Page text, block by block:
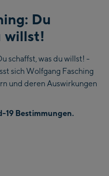
Du
willst!
schaffst, was du willst! -
sich Wolfgang Fasching
und deren Auswirkungen
19 Bestimmungen.